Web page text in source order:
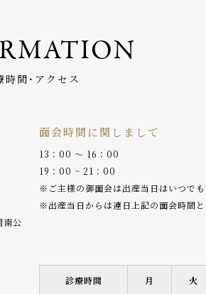
時間･アクセス
南公
面会時間に関しまして
13：00 〜 16：00
19：00 ~ 21：00
※ご主様の御面会は出産当日はいつでも
※出産当日からは連日上記の面会時間と
診療時間 月 火